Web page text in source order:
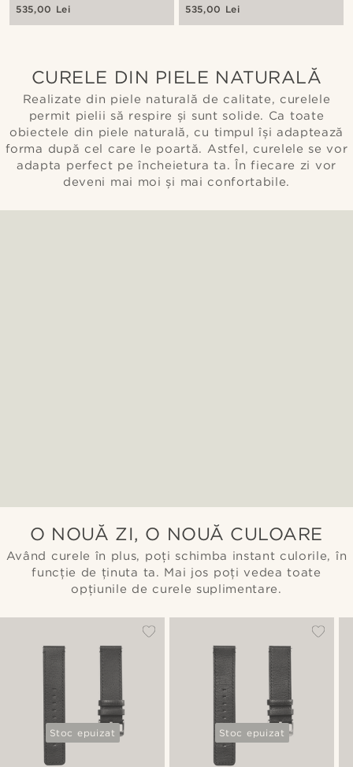
535,00 Lei 535,00 Lei
CURELE DIN PIELE NATURALĂ
Realizate din piele naturală de calitate, curelele
permit pielii să respire și sunt solide. Ca toate
obiectele din piele naturală, cu timpul își adaptează
forma după cel care le poartă. Astfel, curelele se vor
adapta perfect pe încheietura ta. În fiecare zi vor
deveni mai moi și mai confortabile.
O NOUĂ ZI, O NOUĂ CULOARE
Având curele în plus, poți schimba instant culorile, în
funcție de ținuta ta. Mai jos poți vedea toate
opțiunile de curele suplimentare.
Stoc epuizat Stoc epuizat